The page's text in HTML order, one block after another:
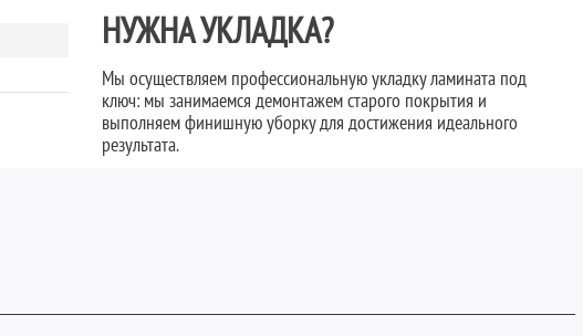
НУЖНА УКЛАДКА?
Мы осуществляем профессиональную укладку ламината под
ключ: мы занимаемся демонтажем старого покрытия и
выполняем финишную уборку для достижения идеального
результата.